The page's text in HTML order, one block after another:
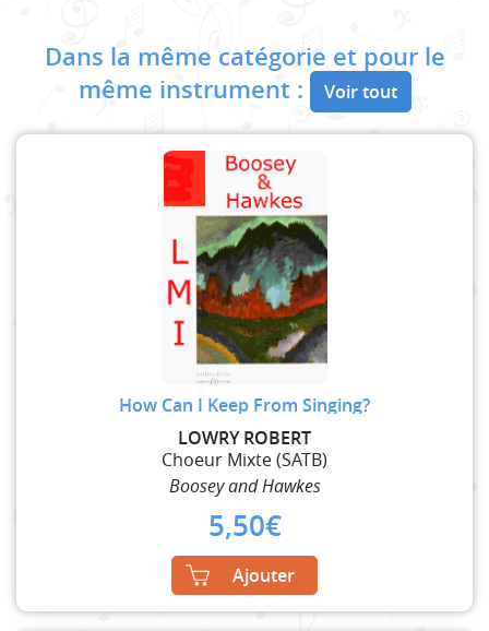
Dans la même catégorie et pour le
même instrument :
Voir tout
How Can I Keep From Singing?
LOWRY ROBERT
Choeur Mixte (SATB)
Boosey and Hawkes
5,50€
Ajouter